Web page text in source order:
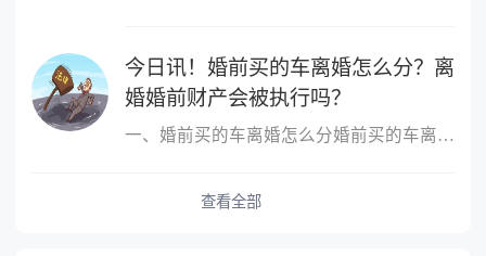
今日讯！婚前买的车离婚怎么分？离
婚婚前财产会被执行吗？
一、婚前买的车离婚怎么分婚前买的车离婚，除另有约定外，一般归个
查看全部